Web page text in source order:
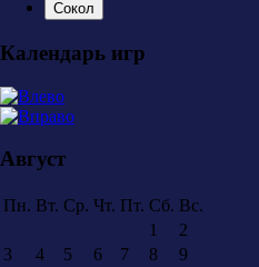
Сокол
Календарь игр
Август
Пн. Вт. Ср. Чт. Пт. Сб. Вс.
1
2
3
4 5 6 7 8
9